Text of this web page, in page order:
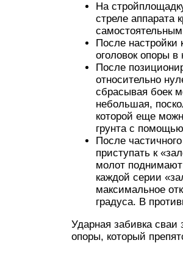
На
стреле аппарата
После настройки
оголовок опоры
После
относительно
сбрасывая боек
небольшая,
которой еще
грунта с
После
приступать к
молот
каждой серии
максимальное
градуса. В
Ударная забивка сваи
опоры, который